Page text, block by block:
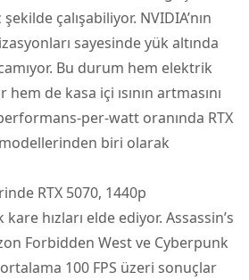
çalışabiliyor. NVIDIA’nın
sayesinde yük altında
Bu durum hem elektrik
de kasa içi ısının artmasını
per-watt oranında RTX
modellerinden biri olarak
RTX 5070, 1440p
hızları elde ediyor. Assassin’s
Forbidden West ve Cyberpunk
100 FPS üzeri sonuçlar